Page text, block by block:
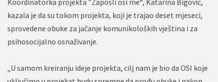
kazala je da su tokom projekta, koji je trajao deset mjeseci,
sprovedene obuke za jačanje komunikoloških vještina i za
psihosocijalno osnaživanje.
„U samom kreiranju ideje projekta, cilj nam je bio da OSI koje